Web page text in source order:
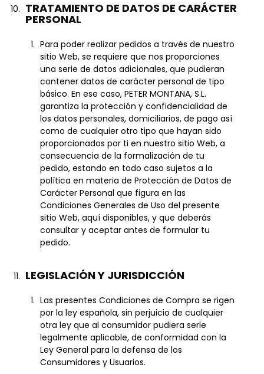
TRATAMIENTO DE DATOS DE CARÁCTER
PERSONAL
Para poder realizar pedidos a través de nuestro
sitio Web, se requiere que nos proporciones
una serie de datos adicionales, que pudieran
contener datos de carácter personal de tipo
básico. En ese caso, PETER MONTANA, S.L.
garantiza la protección y confidencialidad de
los datos personales, domiciliarios, de pago así
como de cualquier otro tipo que hayan sido
proporcionados por ti en nuestro sitio Web, a
consecuencia de la formalización de tu
pedido, estando en todo caso sujetos a la
política en materia de Protección de Datos de
Carácter Personal que figura en las
Condiciones Generales de Uso del presente
sitio Web, aquí disponibles, y que deberás
consultar y aceptar antes de formular tu
pedido.
LEGISLACIÓN Y JURISDICCIÓN
Las presentes Condiciones de Compra se rigen
por la ley española, sin perjuicio de cualquier
otra ley que al consumidor pudiera serle
legalmente aplicable, de conformidad con la
Ley General para la defensa de los
Consumidores y Usuarios.